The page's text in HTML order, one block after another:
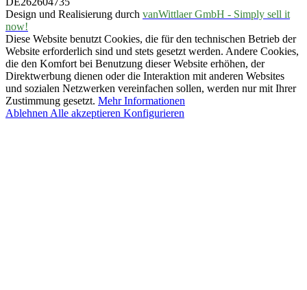
Design und Realisierung durch vanWittlaer GmbH - Simply sell it
now!
Diese Website benutzt Cookies, die für den technischen Betrieb der
Website erforderlich sind und stets gesetzt werden. Andere Cookies,
die den Komfort bei Benutzung dieser Website erhöhen, der
Direktwerbung dienen oder die Interaktion mit anderen Websites
und sozialen Netzwerken vereinfachen sollen, werden nur mit Ihrer
Zustimmung gesetzt. Mehr Informationen
Ablehnen Alle akzeptieren Konfigurieren